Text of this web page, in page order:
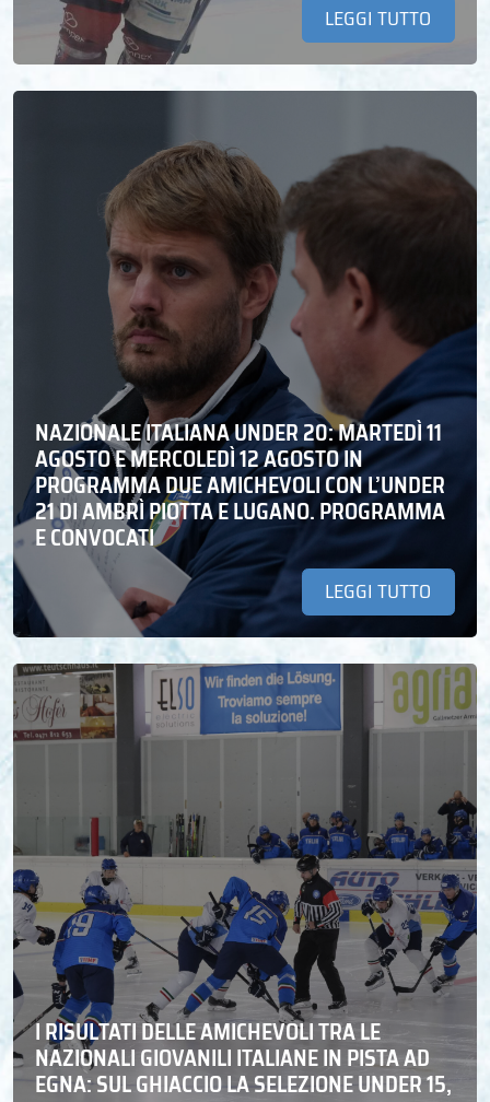
LEGGI TUTTO
NAZIONALE ITALIANA UNDER 20: MARTEDÌ 11
AGOSTO E MERCOLEDÌ 12 AGOSTO IN
PROGRAMMA DUE AMICHEVOLI CON L’UNDER
21 DI AMBRÌ PIOTTA E LUGANO. PROGRAMMA
E CONVOCATI
LEGGI TUTTO
I RISULTATI DELLE AMICHEVOLI TRA LE
NAZIONALI GIOVANILI ITALIANE IN PISTA AD
EGNA: SUL GHIACCIO LA SELEZIONE UNDER 15,